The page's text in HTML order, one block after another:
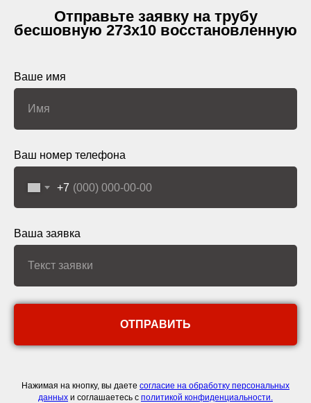
Отправьте заявку на трубу
бесшовную 273х10 восстановленную
Ваше имя
Ваш номер телефона
+7
Ваша заявка
ОТПРАВИТЬ
Нажимая на кнопку, вы даете согласие на обработку персональных
данных и соглашаетесь c политикой конфиденциальности.